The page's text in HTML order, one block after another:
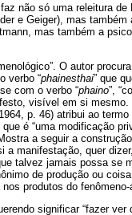
não só uma releitura
e Geiger), mas
mas também a
O autor
verbo “phainesthai” que
com o verbo “phaino”,
visível em si
p. 46) atribui ao
é “uma modificação
a seguir a
a manifestação, quer
talvez jamais possa se
de produção ou
produtos do
significar “fazer